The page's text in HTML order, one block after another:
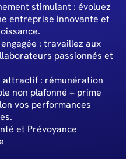
stimulant : évoluez
entreprise innovante et
: travaillez aux
passionnés et
attractif : rémunération
non plafonné + prime
vos performances
et Prévoyance